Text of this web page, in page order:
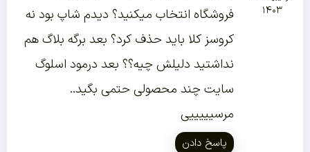
۱۴۰۳
فروشگاه انتخاب میکنید؟ دیدم شاپ بود نه
کروسز کلا باید حذف کرد؟ بعد برگه بلاگ هم
نداشتید دلیلش چیه؟؟ بعد درمود اسلوگ
سایت چند محصولی حتمی بگید..
مرسیییییی
پاسخ دادن